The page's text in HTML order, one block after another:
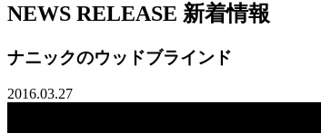
NEWS RELEASE 新着情報
ナニックのウッドブラインド
2016.03.27